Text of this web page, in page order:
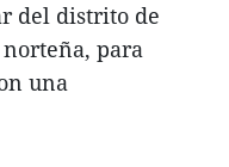
del distrito de
para
una